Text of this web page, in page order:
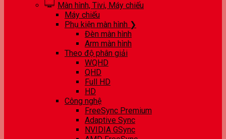
Màn hình, Tivi, Máy chiếu
Máy chiếu
Phụ kiện màn hình ❯
Đèn màn hình
Arm màn hình
Theo độ phân giải
WQHD
QHD
Full HD
HD
Công nghệ
FreeSync Premium
Adaptive Sync
NVIDIA GSync